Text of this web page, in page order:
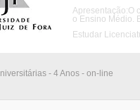
Apresentação:O
o Ensino Médio.
Estudar
- 4 Anos - on-line